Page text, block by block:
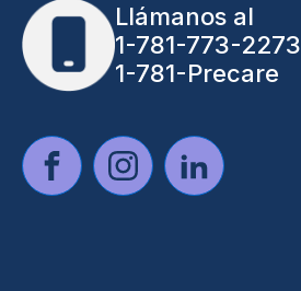
Llámanos al
1-781-773-2273
1-781-Precare